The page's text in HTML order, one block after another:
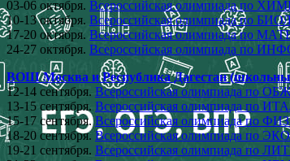
03-06 октября. Всероссийская олимпиада по
10-13 октября. Всероссийская олимпиада по
17-20 октября. Всероссийская олимпиада по
24-27 октября. Всероссийская олимпиада по
ВОШ Москва и Республика Дагестан
12-14 сентября. Всероссийская олимпиада по ОБЖ
13-15 сентября. Всероссийская олимпиада по
15-17 сентября.Всероссийская олимпиада по
18-20 сентября. Всероссийская олимпиада по
19-21 сентября. Всероссийская олимпиада по